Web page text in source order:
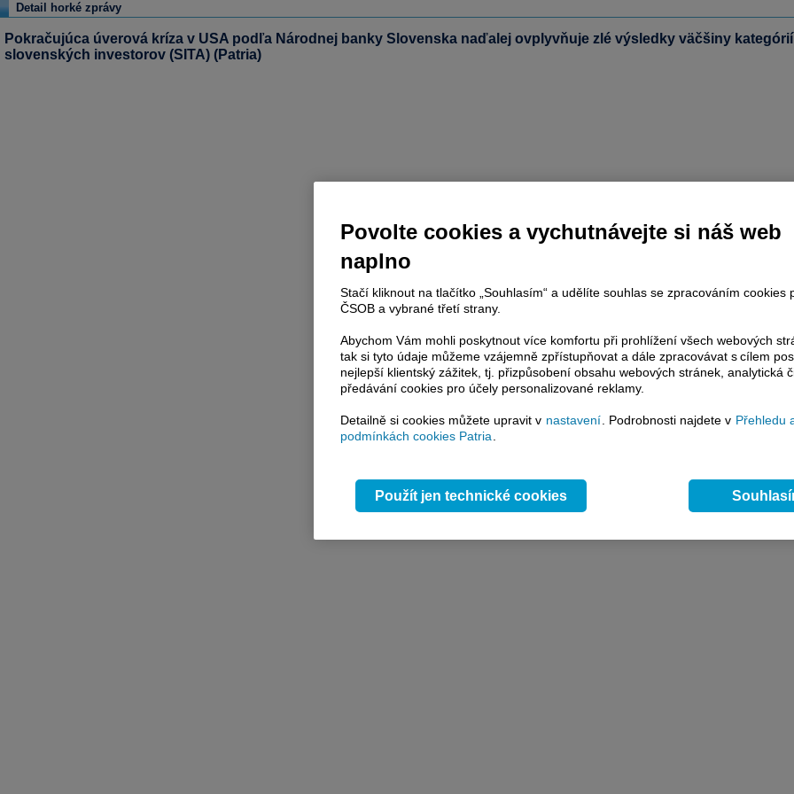
Detail horké zprávy
Pokračujúca úverová kríza v USA podľa Národnej banky Slovenska naďalej ovplyvňuje zlé výsledky väčšiny
slovenských investorov (SITA) (Patria)
Povolte cookies a vychutnávejte si náš web
naplno
Stačí kliknout na tlačítko „Souhlasím“ a udělíte souhlas se zpracováním cookies
ČSOB a vybrané třetí strany.
Abychom Vám mohli poskytnout více komfortu při prohlížení všech webových
tak si tyto údaje můžeme vzájemně zpřístupňovat a dále zpracovávat s cílem
nejlepší klientský zážitek, tj. přizpůsobení obsahu webových stránek, analytická
předávání cookies pro účely personalizované reklamy.
Detailně si cookies můžete upravit v nastavení . Podrobnosti najdete v Přehledu
podmínkách cookies Patria
Použít jen technické cookies